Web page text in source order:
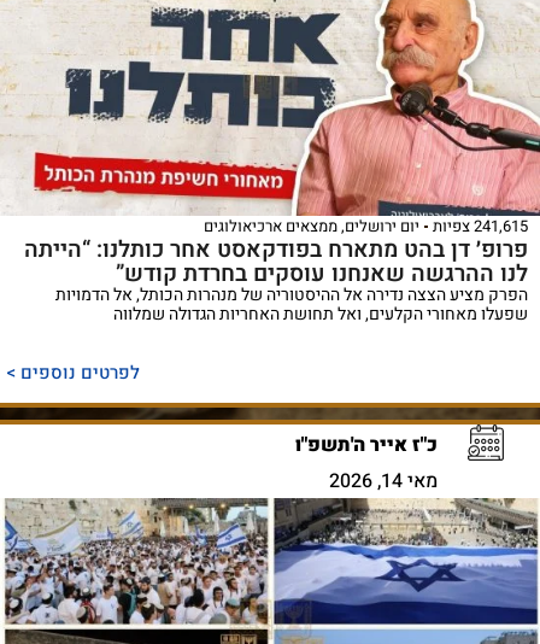
241,615 צפיות יום ירושלים,ממצאים ארכיאולוגים
פרופ׳ דן בהט מתארח בפודקאסט אחר כותלנו: “הייתה
לנו ההרגשה שאנחנו עוסקים בחרדת קודש”
הפרק מציע הצצה נדירה אל ההיסטוריה של מנהרות הכותל, אל הדמויות
שפעלו מאחורי הקלעים, ואל תחושת האחריות הגדולה שמלווה
לפרטים נוספים >
כ"ז אייר ה'תשפ"ו
מאי 14, 2026